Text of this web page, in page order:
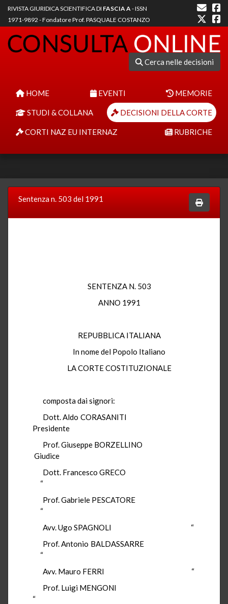
RIVISTA GIURIDICA SCIENTIFICA DI FASCIA A- ISSN
1971-9892 - Fondatore Prof. PASQUALE COSTANZO
Cerca nelle decisioni
HOME EVENTI MEMORIE
STUDI & COLLANA DECISIONI DELLA CORTE
CORTI NAZ EU INTERNAZ RUBRICHE
Sentenza n. 503 del 1991
SENTENZA N. 503
ANNO 1991
REPUBBLICA ITALIANA
In nome del Popolo Italiano
LA CORTE COSTITUZIONALE
composta dai signori:
Dott. Aldo CORASANITI
Presidente
Prof. Giuseppe BORZELLINO
Giudice
Dott. Francesco GRECO
“
Prof. Gabriele PESCATORE
“
Avv. Ugo SPAGNOLI “
Prof. Antonio BALDASSARRE
“
Avv. Mauro FERRI “
Prof. Luigi MENGONI
“